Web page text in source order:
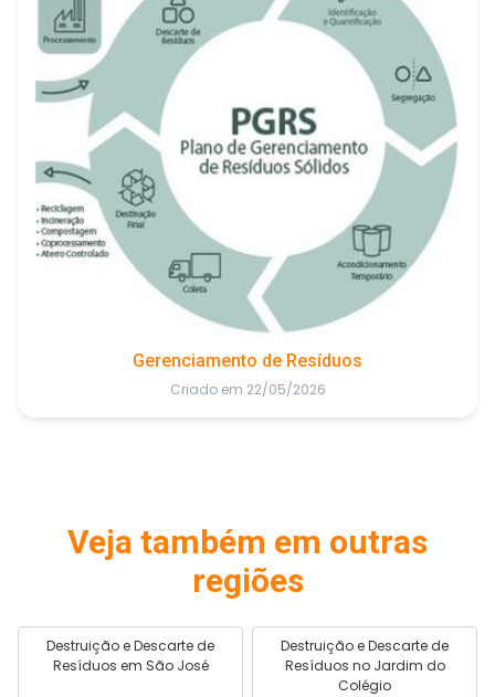
Gerenciamento de Resíduos
Criado em 22/05/2026
Veja também em outras
regiões
Destruição e Descarte de
Resíduos em São José
Destruição e Descarte de
Resíduos no Jardim do
Colégio